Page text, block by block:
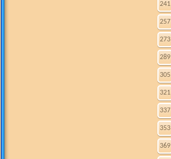
241
257
273
289
305
321
337
353
369